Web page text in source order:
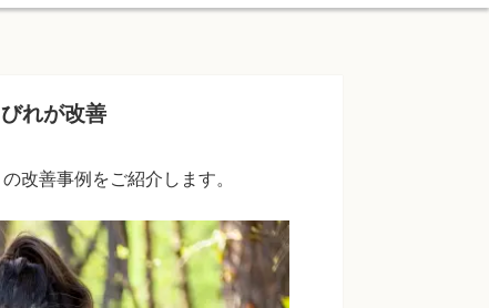
れが改善
改善事例をご紹介します。